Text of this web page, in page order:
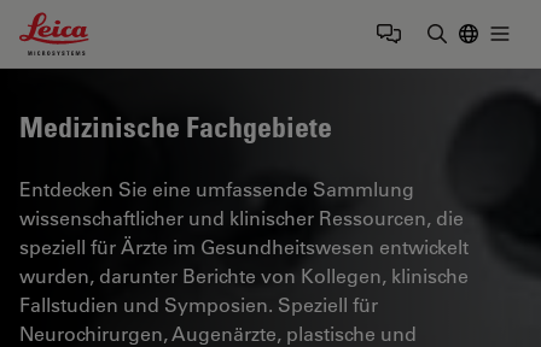
Leica Microsystems Logo
Medizinische Fachgebiete
Entdecken Sie eine umfassende Sammlung
wissenschaftlicher und klinischer Ressourcen, die
speziell für Ärzte im Gesundheitswesen entwickelt
wurden, darunter Berichte von Kollegen, klinische
Fallstudien und Symposien. Speziell für
Neurochirurgen, Augenärzte, plastische und